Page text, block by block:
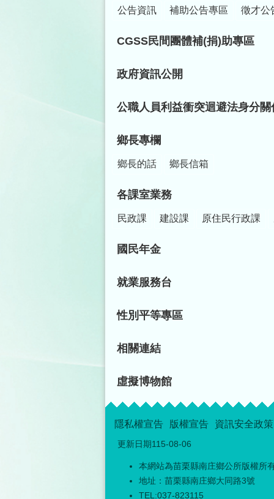
公告資訊 補助公告專區 徵才公
CGSS民間團體補(捐)助專區
政府資訊公開
公職人員利益衝突迴避法身分
鄉長專欄
鄉長的話 鄉長信箱
各課室業務
民政課 建設課 原住民行政課
國民年金
就業服務台
性別平等專區
相關連結
虛擬博物館
隱私權宣告 版權宣告 資訊安全政策
更新日期115-08-06
本網站為苗栗縣南庄鄉公所版權所
地址：苗栗縣南庄鄉大同路3號
TEL:037-823115